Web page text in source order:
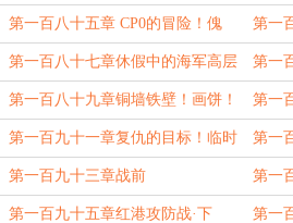
·玲玲！
第一百八十五章 CP0的冒险！傀
儡！
第一
机！
第一百八十七章休假中的海军高层
们
第一
差距！
第一百八十九章铜墙铁壁！画饼！ 第一
战计
第一百九十一章复仇的目标！临时
同盟！
第一
第一百九十三章战前 第一
第一百九十五章红港攻防战·下 第一